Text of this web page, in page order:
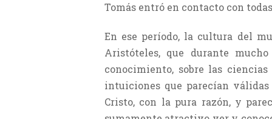
Tomás entró en contacto con
En ese período, la cultura del
Aristóteles, que durante
conocimiento, sobre las
intuiciones que parecían
Cristo, con la pura razón, y